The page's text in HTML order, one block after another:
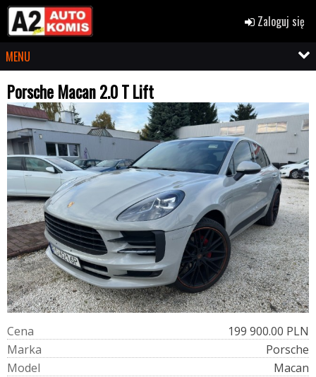
Zaloguj się
MENU
Porsche Macan 2.0 T Lift
Cena
199 900.00 PLN
Marka
Porsche
Model
Macan